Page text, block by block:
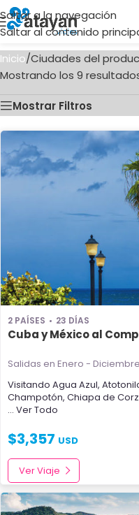
Saltar a la navegación
Saltar al contenido
Inicio/Ciudades del
Mostrando los 9
Mostrar Filtros
2 PAÍSES 23 DÍAS
Cuba y México al
Salidas en Enero - Diciembre
Visitando Agua Azul,
Champotón, Chiapa de
... Ver Todo
$3,357 USD
Ver Viaje